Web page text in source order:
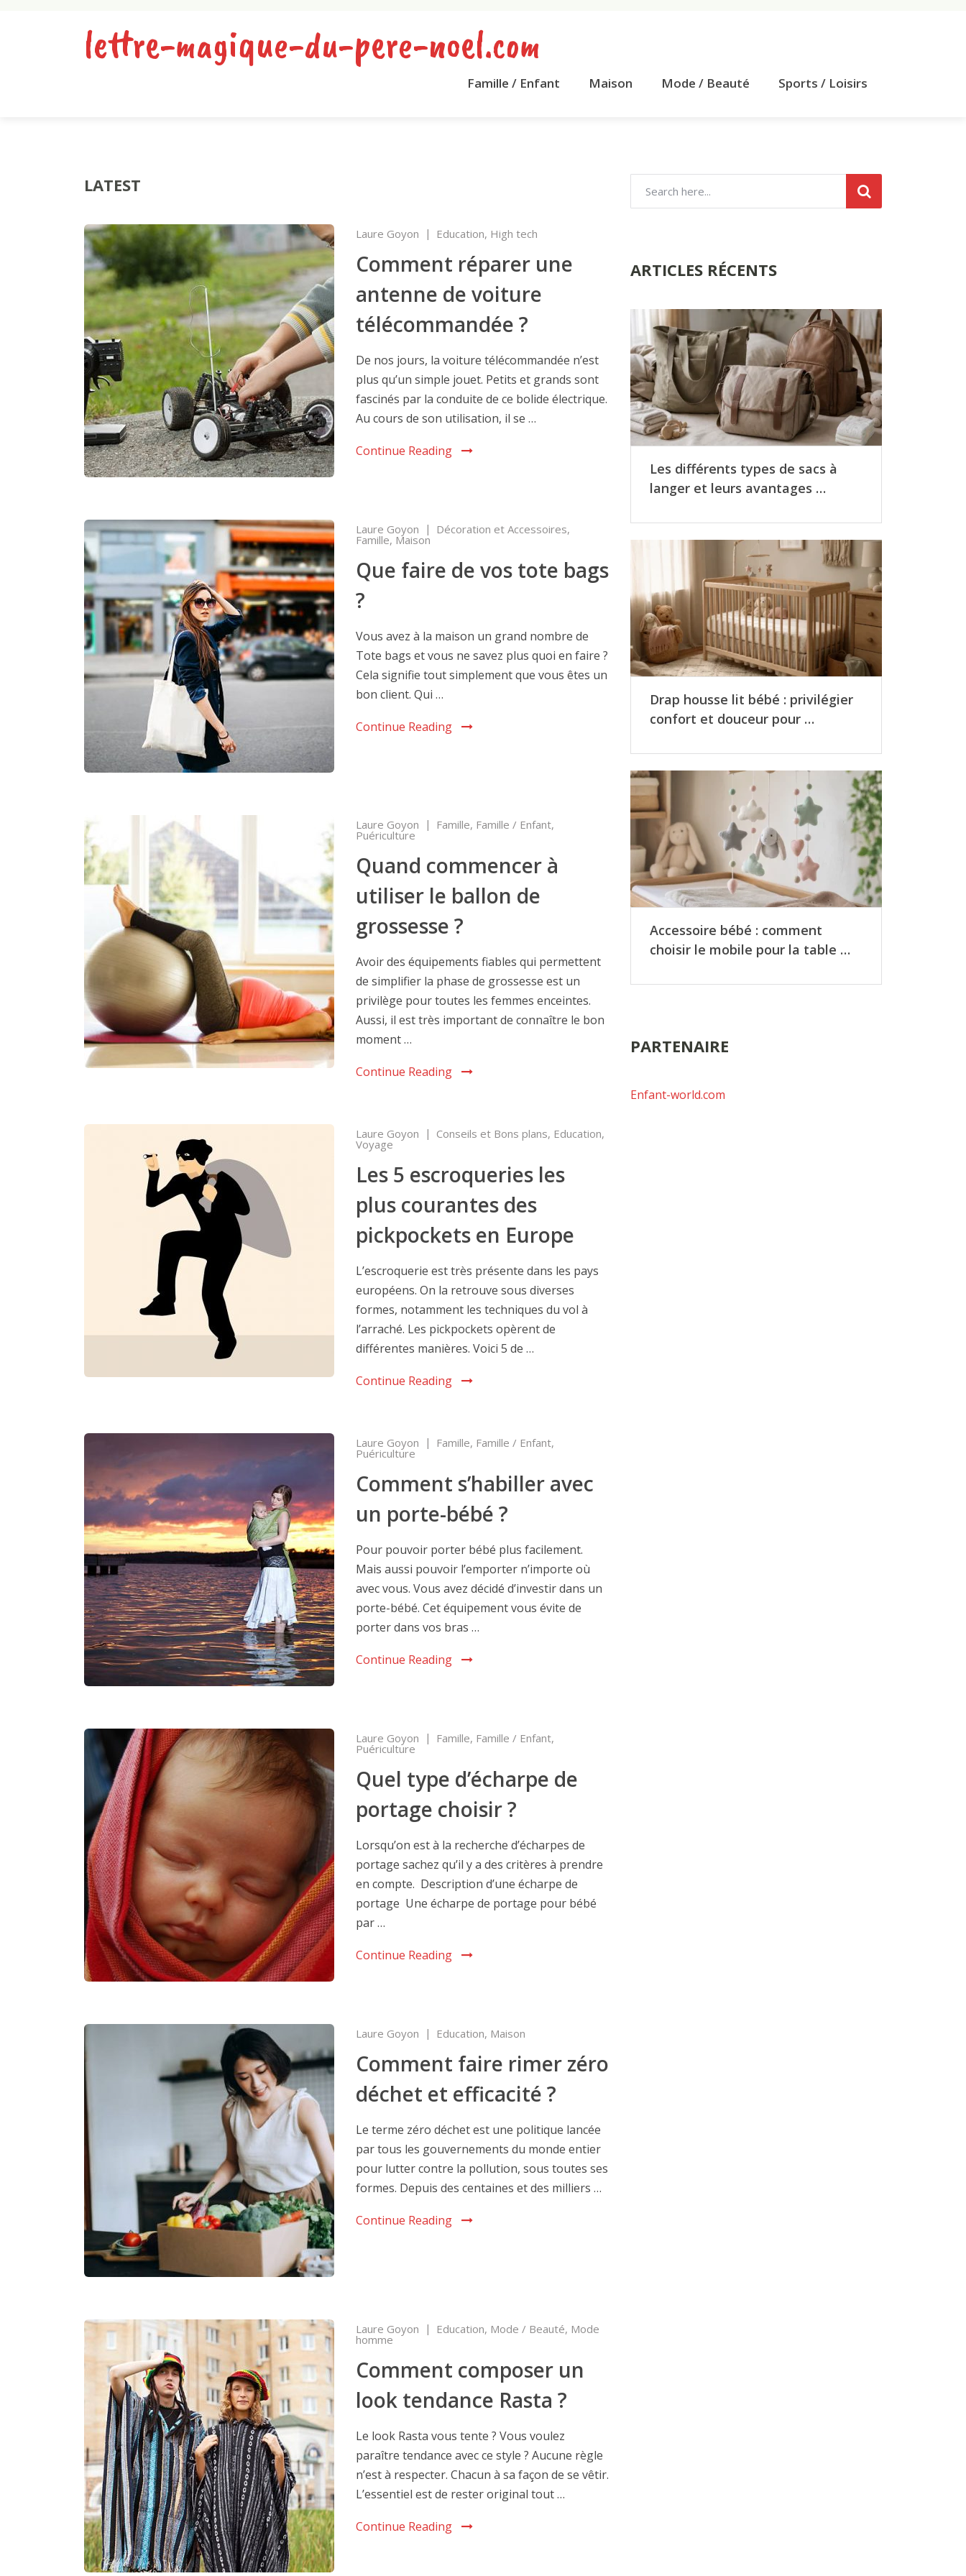
lettre-magique-du-pere-noel.com
Famille / Enfant Maison Mode / Beauté Sports / Loisirs
LATEST
Laure Goyon Education, High tech
Comment réparer une
antenne de voiture
télécommandée ?
De nos jours, la voiture télécommandée n’est
plus qu’un simple jouet. Petits et grands sont
fascinés par la conduite de ce bolide électrique.
Au cours de son utilisation, il se …
Continue Reading
Laure Goyon Décoration et Accessoires,
Famille, Maison
Que faire de vos tote bags
?
Vous avez à la maison un grand nombre de
Tote bags et vous ne savez plus quoi en faire ?
Cela signifie tout simplement que vous êtes un
bon client. Qui …
Continue Reading
Laure Goyon Famille, Famille / Enfant,
Puériculture
Quand commencer à
utiliser le ballon de
grossesse ?
Avoir des équipements fiables qui permettent
de simplifier la phase de grossesse est un
privilège pour toutes les femmes enceintes.
Aussi, il est très important de connaître le bon
moment …
Continue Reading
Laure Goyon Conseils et Bons plans, Education,
Voyage
Les 5 escroqueries les
plus courantes des
pickpockets en Europe
L’escroquerie est très présente dans les pays
européens. On la retrouve sous diverses
formes, notamment les techniques du vol à
l’arraché. Les pickpockets opèrent de
différentes manières. Voici 5 de …
Continue Reading
Laure Goyon Famille, Famille / Enfant,
Puériculture
Comment s’habiller avec
un porte-bébé ?
Pour pouvoir porter bébé plus facilement.
Mais aussi pouvoir l’emporter n’importe où
avec vous. Vous avez décidé d’investir dans un
porte-bébé. Cet équipement vous évite de
porter dans vos bras …
Continue Reading
Laure Goyon Famille, Famille / Enfant,
Puériculture
Quel type d’écharpe de
portage choisir ?
Lorsqu’on est à la recherche d’écharpes de
portage sachez qu’il y a des critères à prendre
en compte. Description d’une écharpe de
portage Une écharpe de portage pour bébé
par …
Continue Reading
Laure Goyon Education, Maison
Comment faire rimer zéro
déchet et efficacité ?
Le terme zéro déchet est une politique lancée
par tous les gouvernements du monde entier
pour lutter contre la pollution, sous toutes ses
formes. Depuis des centaines et des milliers …
Continue Reading
Laure Goyon Education, Mode / Beauté, Mode
homme
Comment composer un
look tendance Rasta ?
Le look Rasta vous tente ? Vous voulez
paraître tendance avec ce style ? Aucune règle
n’est à respecter. Chacun à sa façon de se vêtir.
L’essentiel est de rester original tout …
Continue Reading
ARTICLES RÉCENTS
Les différents types de sacs à
langer et leurs avantages …
Drap housse lit bébé : privilégier
confort et douceur pour …
Accessoire bébé : comment
choisir le mobile pour la table …
PARTENAIRE
Enfant-world.com